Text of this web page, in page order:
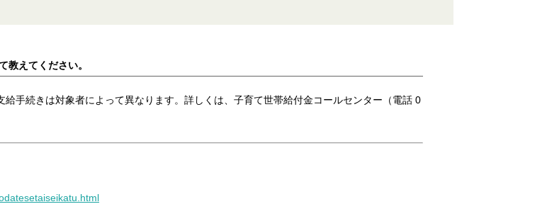
教えてください。
手続きは対象者によって異なります。詳しくは、子育て世帯給付金コールセンター（電話 0